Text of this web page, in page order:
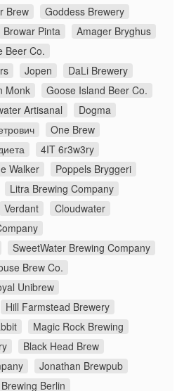
Brew
Goddess Brewery
Browar Pinta
Amager Bryghus
Beer Co.
Jopen
DaLi Brewery
Monk
Goose Island Beer Co.
Artisanal
Dogma
One Brew
4IT 6r3w3ry
Walker
Poppels Bryggeri
Litra Brewing Company
Verdant
Cloudwater
SweetWater Brewing Company
Brew Co.
Unibrew
Hill Farmstead Brewery
Magic Rock Brewing
Black Head Brew
Jonathan Brewpub
Berlin